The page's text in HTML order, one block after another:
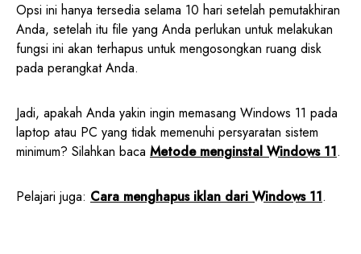
Opsi ini hanya tersedia selama 10 hari setelah pemutakhiran
Anda, setelah itu file yang Anda perlukan untuk melakukan
fungsi ini akan terhapus untuk mengosongkan ruang disk
pada perangkat Anda.
Jadi, apakah Anda yakin ingin memasang Windows 11 pada
laptop atau PC yang tidak memenuhi persyaratan sistem
minimum? Silahkan baca Metode menginstal Windows 11.
Pelajari juga: Cara menghapus iklan dari Windows 11.